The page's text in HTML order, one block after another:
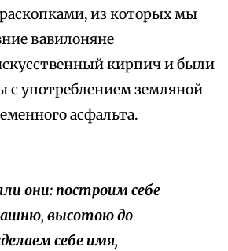
из которых мы
вавилоняне
кирпич и были
с употреблением земляной
асфальта.
они: построим себе
высотою до
себе имя,